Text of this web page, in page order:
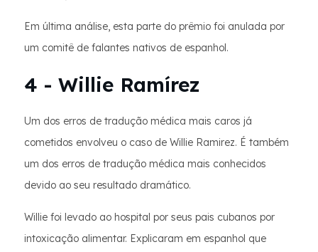
Em última análise, esta parte do prêmio foi anulada por
um comitê de falantes nativos de espanhol.
4 - Willie Ramírez
Um dos erros de tradução médica mais caros já
cometidos envolveu o caso de Willie Ramirez. É também
um dos erros de tradução médica mais conhecidos
devido ao seu resultado dramático.
Willie foi levado ao hospital por seus pais cubanos por
intoxicação alimentar. Explicaram em espanhol que